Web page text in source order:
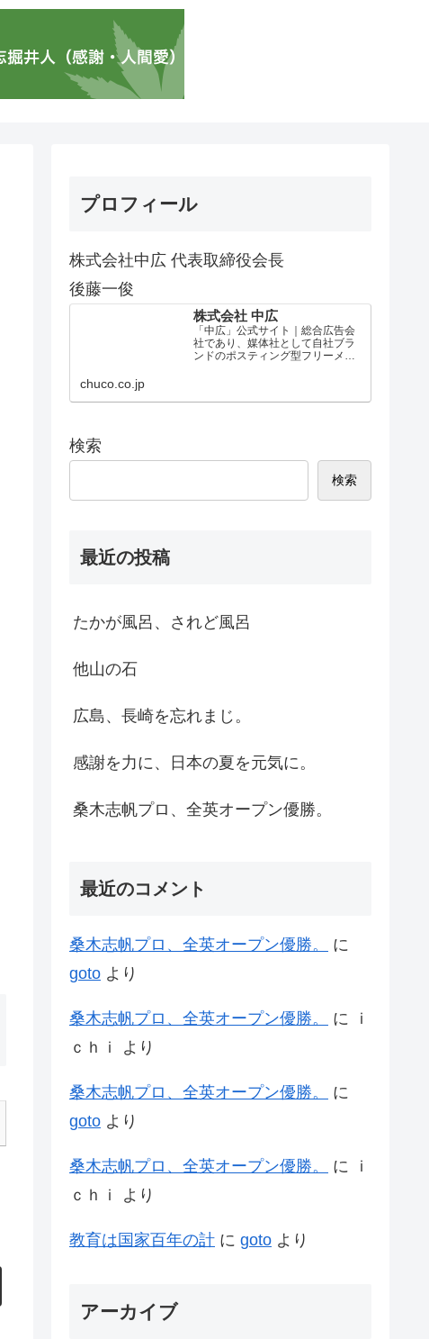
プロフィール
株式会社中広 代表取締役会長
後藤一俊
株式会社 中広
「中広」公式サイト｜総合広告会
社であり、媒体社として自社ブラ
ンドのポスティング型フリーメデ
chuco.co.jp
検索
検索
最近の投稿
たかが風呂、されど風呂
他山の石
広島、長崎を忘れまじ。
感謝を力に、日本の夏を元気に。
桑木志帆プロ、全英オープン優勝。
最近のコメント
桑木志帆プロ、全英オープン優勝。
に
goto より
桑木志帆プロ、全英オープン優勝。 に
ｉ
ｃｈｉ
より
桑木志帆プロ、全英オープン優勝。
に
goto より
桑木志帆プロ、全英オープン優勝。 に
ｉ
ｃｈｉ
より
教育は国家百年の計 に goto より
アーカイブ